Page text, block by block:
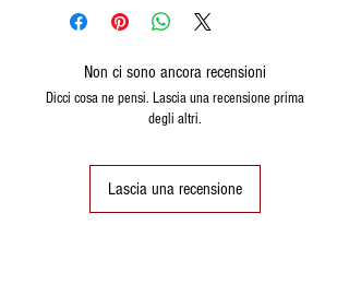
differenzia dalla confettura
di frutta e ha un tenore
zuccherino più basso. Gli
zuccheri utilizzati provengono
un conseguente minor apporto
Non ci sono ancora recensioni
Dicci cosa ne pensi. Lascia una recensione prima
degli altri.
Lascia una recensione